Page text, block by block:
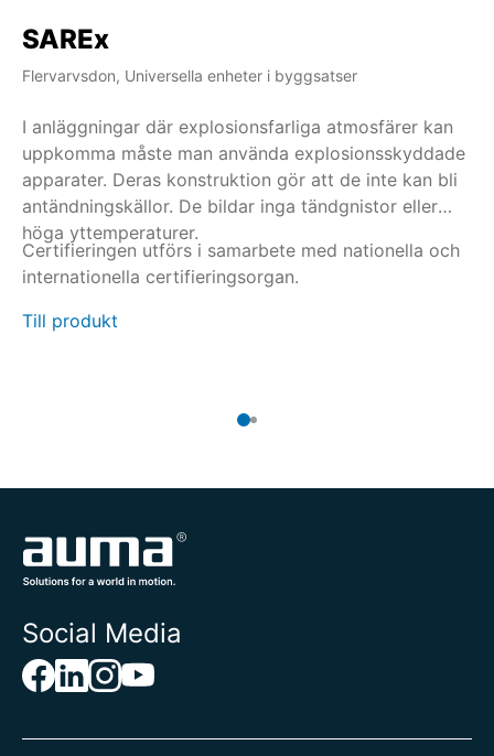
SAREx
Flervarvsdon, Universella enheter i byggsatser
I anläggningar där explosionsfarliga atmosfärer kan
uppkomma måste man använda explosionsskyddade
apparater. Deras konstruktion gör att de inte kan bli
antändningskällor. De bildar inga tändgnistor eller
höga yttemperaturer.
Certifieringen utförs i samarbete med nationella och
internationella certifieringsorgan.
Till produkt
Social Media